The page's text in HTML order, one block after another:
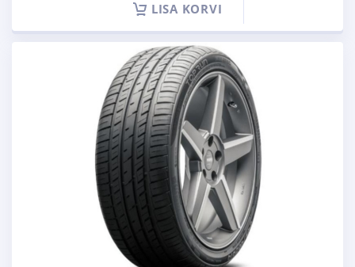
LISA KORVI